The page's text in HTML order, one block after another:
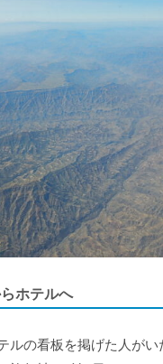
ホテルへ
ルの看板を掲げた人が